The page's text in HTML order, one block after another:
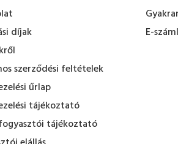
díjak
szerződési feltételek
űrlap
tájékoztató
tájékoztató
E-